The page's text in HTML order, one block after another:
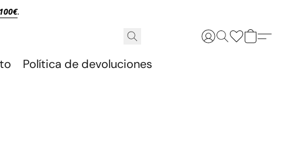
.
Política de devoluciones